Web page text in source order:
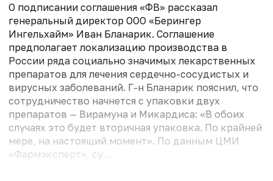
О подписании соглашения «ФВ» рассказал
генеральный директор ООО «Берингер
Ингельхайм» Иван Бланарик. Соглашение
предполагает локализацию производства в
России ряда социально значимых лекарственных
препаратов для лечения сердечно-сосудистых и
вирусных заболеваний. Г-н Бланарик пояснил, что
сотрудничество начнется с упаковки двух
препаратов — Вирамуна и Микардиса: «В обоих
случаях это будет вторичная упаковка. По крайней
мере, на настоящий момент». По данным ЦМИ
«Фармэксперт», су...